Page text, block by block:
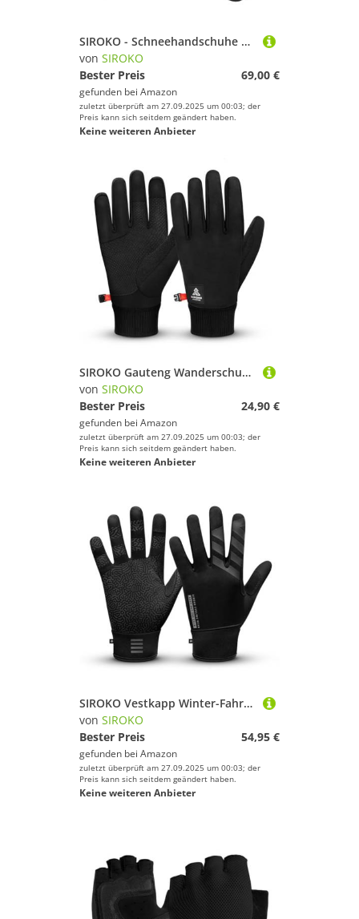
SIROKO - Schneehandschuhe Voss Turquoise - L - Schwarz/Türkis
von SIROKO
Bester Preis
69,00 €
gefunden bei Amazon
zuletzt überprüft am 27.09.2025 um 00:03; der
Preis kann sich seitdem geändert haben.
Keine weiteren Anbieter
SIROKO Gauteng Wanderschuhe, Schwarz, Herren und Damen, XS
von SIROKO
Bester Preis
24,90 €
gefunden bei Amazon
zuletzt überprüft am 27.09.2025 um 00:03; der
Preis kann sich seitdem geändert haben.
Keine weiteren Anbieter
SIROKO Vestkapp Winter-Fahrradhandschuhe, für Herren und Damen, Schwarz
von SIROKO
Bester Preis
54,95 €
gefunden bei Amazon
zuletzt überprüft am 27.09.2025 um 00:03; der
Preis kann sich seitdem geändert haben.
Keine weiteren Anbieter